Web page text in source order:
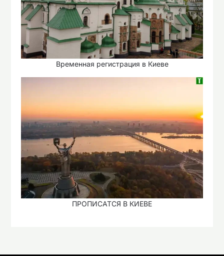
Временная регистрация в Киеве
ПРОПИСАТСЯ В КИЕВЕ